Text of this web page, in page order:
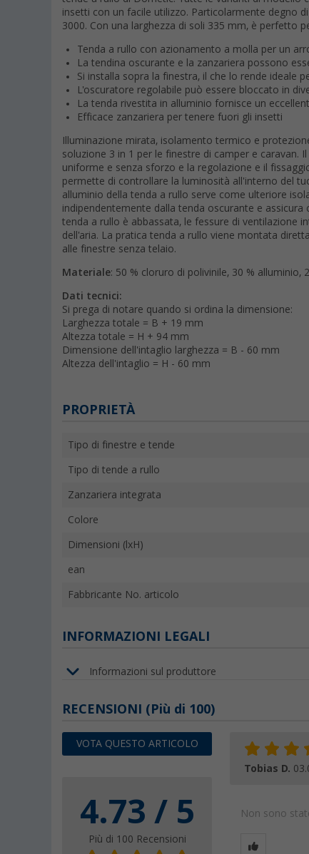
insetti con un facile utilizzo. Particolarmente degno
3000. Con una larghezza di soli 335 mm, è perfetto
Tenda a rullo con azionamento a molla per un
La tendina oscurante e la zanzariera possono
Si installa sopra la finestra, il che lo rende ideale
L'oscuratore regolabile può essere bloccato in
La tenda rivestita in alluminio fornisce un
Efficace zanzariera per tenere fuori gli insetti
Illuminazione mirata, isolamento termico e
soluzione 3 in 1 per le finestre di camper e
uniforme e senza sforzo e la regolazione e il
permette di controllare la luminosità all'interno del
alluminio della tenda a rullo serve come ulteriore
indipendentemente dalla tenda oscurante e
tenda a rullo è abbassata, le fessure di ventilazione
dell'aria. La pratica tenda a rullo viene montata
alle finestre senza telaio.
Materiale: 50 % cloruro di polivinile, 30 % alluminio,
Dati tecnici:
Si prega di notare quando si ordina la dimensione:
Larghezza totale = B + 19 mm
Altezza totale = H + 94 mm
Dimensione dell'intaglio larghezza = B - 60 mm
Altezza dell'intaglio = H - 60 mm
PROPRIETÀ
Tipo di finestre e tende
Tipo di tende a rullo
Zanzariera integrata
Colore
Dimensioni (lxH)
ean
Fabbricante No. articolo
INFORMAZIONI LEGALI
Informazioni sul produttore
RECENSIONI (Più di 100)
VOTA QUESTO ARTICOLO
4.73 / 5
Più di 100 Recensioni
Tobias D.
Non sono